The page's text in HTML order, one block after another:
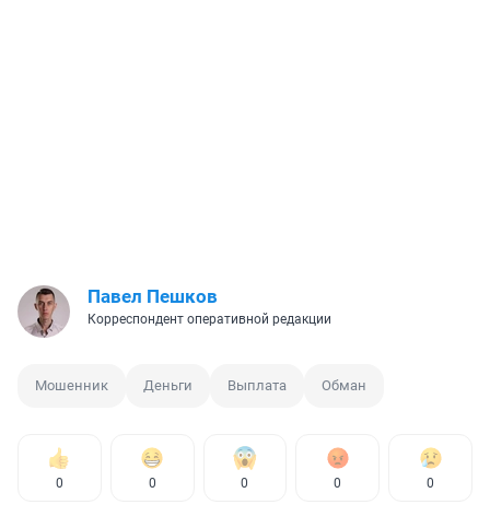
Павел Пешков
Корреспондент оперативной редакции
Мошенник Деньги Выплата Обман
0 0 0 0 0